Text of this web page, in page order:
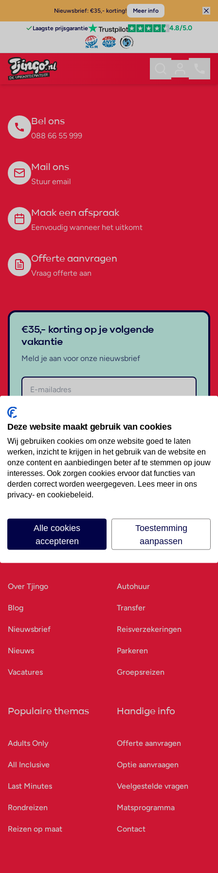
Nieuwsbrief: €35,- korting! Meer info
Laagste prijsgarantie 4.8/5.0
Bel ons
088 66 55 999
Mail ons
Stuur email
Maak een afspraak
Eenvoudig wanneer het uitkomt
Offerte aanvragen
Vraag offerte aan
€35,- korting op je volgende
vakantie
Meld je aan voor onze nieuwsbrief
Volg ons op social media
Over Tjingo
Blog
Nieuwsbrief
Nieuws
Vacatures
Autohuur
Transfer
Reisverzekeringen
Parkeren
Groepsreizen
Populaire themas
Adults Only
All Inclusive
Last Minutes
Rondreizen
Reizen op maat
Handige info
Offerte aanvragen
Optie aanvraagen
Veelgestelde vragen
Matsprogramma
Contact
Deze website maakt gebruik van cookies
Wij gebruiken cookies om onze website goed te laten
werken, inzicht te krijgen in het gebruik van de website en
onze content en aanbiedingen beter af te stemmen op jouw
interesses. Ook zorgen cookies ervoor dat functies van
derden correct worden weergegeven. Lees meer in ons
privacy- en cookiebeleid.
Alle cookies
accepteren
Toestemming
aanpassen